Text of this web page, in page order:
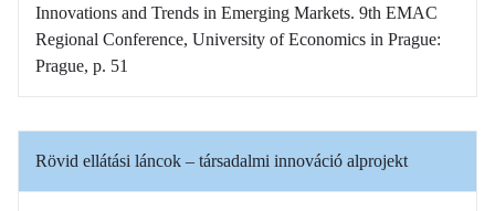
Innovations and Trends in Emerging Markets. 9th EMAC
Regional Conference, University of Economics in Prague:
Prague, p. 51
Rövid ellátási láncok – társadalmi innováció alprojekt